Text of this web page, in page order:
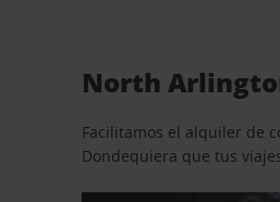
North
Facilitamos el alquiler de
Dondequiera que tus